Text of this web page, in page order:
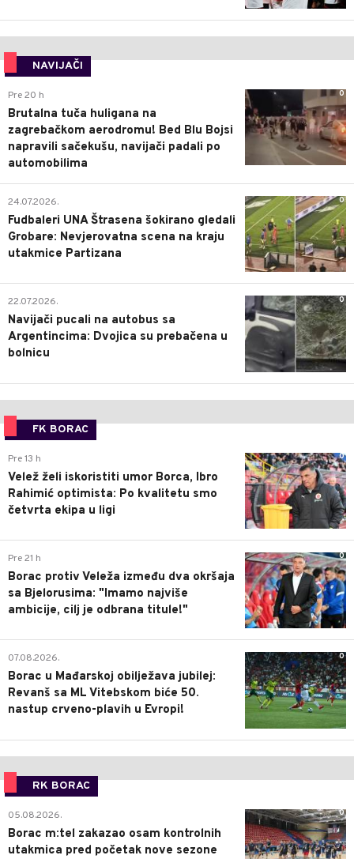
NAVIJAČI
0
Pre 20 h
Brutalna tuča huligana na
zagrebačkom aerodromu! Bed Blu Bojsi
napravili sačekušu, navijači padali po
automobilima
0
24.07.2026.
Fudbaleri UNA Štrasena šokirano gledali
Grobare: Nevjerovatna scena na kraju
utakmice Partizana
0
22.07.2026.
Navijači pucali na autobus sa
Argentincima: Dvojica su prebačena u
bolnicu
FK BORAC
0
Pre 13 h
Velež želi iskoristiti umor Borca, Ibro
Rahimić optimista: Po kvalitetu smo
četvrta ekipa u ligi
0
Pre 21 h
Borac protiv Veleža između dva okršaja
sa Bjelorusima: "Imamo najviše
ambicije, cilj je odbrana titule!"
0
07.08.2026.
Borac u Mađarskoj obilježava jubilej:
Revanš sa ML Vitebskom biće 50.
nastup crveno-plavih u Evropi!
RK BORAC
0
05.08.2026.
Borac m:tel zakazao osam kontrolnih
utakmica pred početak nove sezone